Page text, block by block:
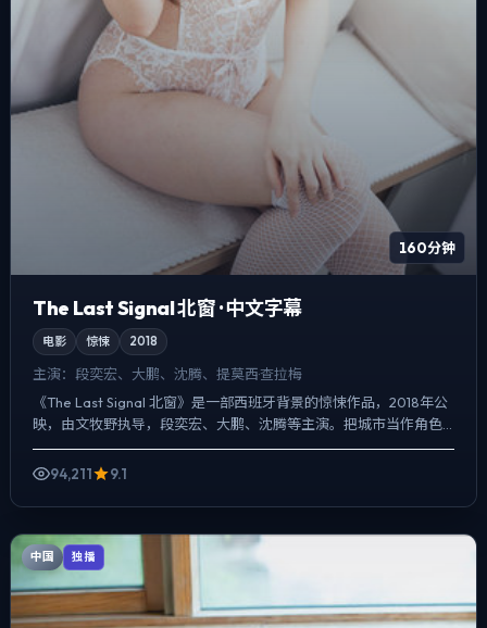
160分钟
The Last Signal 北窗 · 中文字幕
电影 惊悚 2018
主演： 段奕宏、大鹏、沈腾、提莫西·查拉梅
《The Last Signal 北窗》是一部西班牙背景的惊悚作品，2018年公
映，由文牧野执导，段奕宏、大鹏、沈腾等主演。把城市当作角色
来写，夜景与雨声贯穿全片，爱情线并不喧...
94,211
9.1
中国 独播